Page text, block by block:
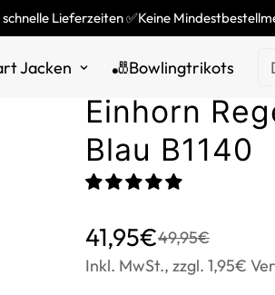
Lieferzeiten ✅Keine
Jacken 🎳Bowlingtrikots
Herren
Einhorn
Blau B1140
Translation
missing:
41,95€
Translation
missing:
49,95€
Inkl. MwSt., zzgl. 1,95€